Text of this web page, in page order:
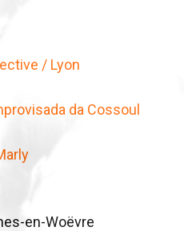
/ Lyon
da Cossoul
en-Woëvre